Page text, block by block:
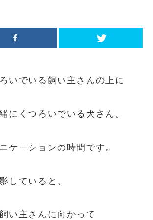
いでいる飼い主さんの上に
にくつろいでいる犬さん。
ケーションの時間です。
していると、
い主さんに向かって